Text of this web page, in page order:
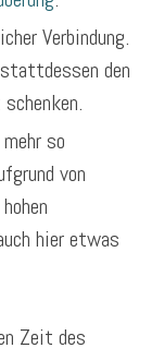
Verbindung.
den
so
von
hier etwas
Zeit des